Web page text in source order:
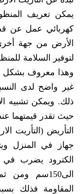
يمكن تعريف
كهربائي عمل عن
الأرض من جهة
لتوفير السلامة
وهذا معروف بشكل
غير واضح لدى
ذلك. ويمكن تشبيه
حيث تقدر قيمتهما
التأريض (التأريت
جهاز في المنزل
الى150سم
المقاومة فذلك